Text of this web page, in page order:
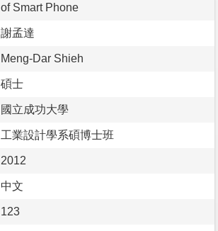
of Smart Phone
謝孟達
Meng-Dar Shieh
碩士
國立成功大學
工業設計學系碩博士班
2012
中文
123